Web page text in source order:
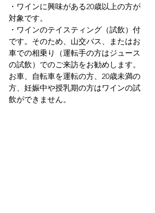
・ワインに興味がある20歳以上の方が
対象です。
・ワインのテイスティング（試飲）付
です。そのため、山交バス、またはお
車での相乗り（運転手の方はジュース
の試飲）でのご来訪をお勧めします。
お車、自転車を運転の方、20歳未満の
方、妊娠中や授乳期の方はワインの試
飲ができません。